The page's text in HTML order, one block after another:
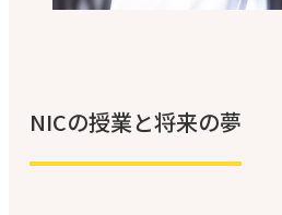
NICの授業と将来の夢